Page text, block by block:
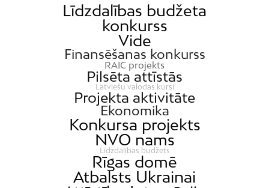
Līdzdalības budžeta
konkurss
Vide
Finansēšanas konkurss
RAIC projekts
Pilsēta attīstās
Latviešu valodas kursi
Projekta aktivitāte
Ekonomika
Konkursa projekts
NVO nams
Līdzdalības budžets
Rīgas domē
Atbalsts Ukrainai